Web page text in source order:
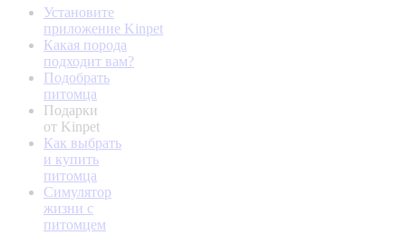
Установите
приложение Kinpet
Какая порода
подходит вам?
Подобрать
питомца
Подарки
от Kinpet
Как выбрать
и купить
питомца
Симулятор
жизни с
питомцем